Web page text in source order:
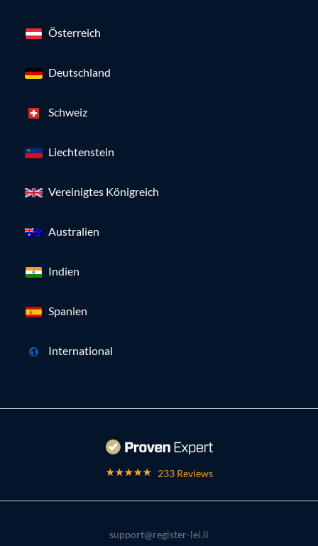
Österreich
Deutschland
Schweiz
Liechtenstein
Vereinigtes Königreich
Australien
Indien
Spanien
International
233 Reviews
support@register-lei.li